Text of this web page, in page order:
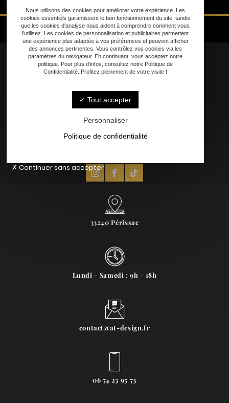
Accueil
Nos Services
Contact
33240 Périssac
Lundi - Samedi : 9h - 18h
contact@at-design.fr
06 74 23 95 73
Nous utilisons des cookies pour améliorer votre expérience. Les
cookies essentiels garantissent le bon fonctionnement du site, tandis
que les cookies d'analyse nous aident à comprendre comment vous
l'utilisez. Les cookies de personnalisation et publicitaires permettent
une expérience plus adaptée à vos préférences et peuvent afficher
des annonces pertinentes. Vous contrôlez vos cookies via les
paramètres du navigateur. En continuant, vous acceptez notre
politique. Pour plus d'infos, consultez notre Politique de
Confidentialité. Profitez pleinement de votre visite !
Tout accepter
Personnaliser
Politique de confidentialité
Continuer sans accepter